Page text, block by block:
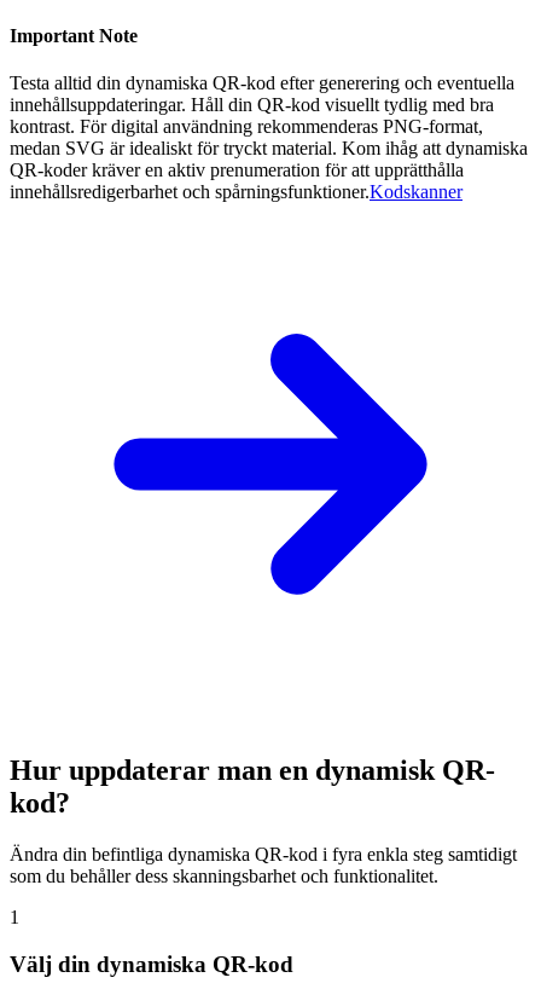
Important Note
Testa alltid din dynamiska QR-kod efter generering och eventuella
innehållsuppdateringar. Håll din QR-kod visuellt tydlig med bra
kontrast. För digital användning rekommenderas PNG-format,
medan SVG är idealiskt för tryckt material. Kom ihåg att dynamiska
QR-koder kräver en aktiv prenumeration för att upprätthålla
innehållsredigerbarhet och spårningsfunktioner.Kodskanner
Hur uppdaterar man en dynamisk QR-
kod?
Ändra din befintliga dynamiska QR-kod i fyra enkla steg samtidigt
som du behåller dess skanningsbarhet och funktionalitet.
1
Välj din dynamiska QR-kod